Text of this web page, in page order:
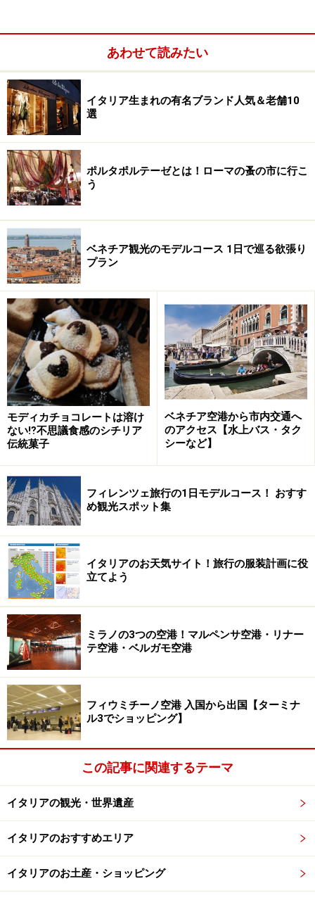
んとしたディナーにもありつき「何とかはなるもんよ
岩田：そうそう、何とかなるんだな～を体験できたとき
って、一回り人間が大きくなった気もします。ずうずう
しくなるとも言うかな。
さて一人旅の楽しさと言うのはなんでしょう？
何でも自由にできるというのもありますが、まさに裸に
剥かれてその国の風にさらされる感触といいますか。た
とえ二人旅でも同国人であるかぎりそこには日本人社会
が成立しているわけで、そのオブラートにくるまれて居
るんですよね。そいういったものがすべて排除されて、
肌にぱしぱしとその土地の風が沁みて同じ経験でもとて
も濃いものになる。一人なので（防衛本能も加わって）
周りのことにとても鋭敏になる。そうするといろんな発
見もあります。自分の内なるものも含めてね！知らない
ウチに自分自身と対話しているから。
岩田：あ、これわかりますねー。知らないうちに自分と
対話。いいですね。
一人旅だとその国の人から見てよちよち歩きの赤ちゃん
のようにあぶなっかしくみえるのか、とてもやさしくし
てもらえる。どうしたらいいか悩んで、でもどうにか自
分で切り抜けていくという達成感もあります。子供の頃
初めて自転車に乗れるようになった時のような喜びに近
いもの。私もなかなかやるのぉ。ニヤリ。どんなもんだ
い、一人でできたモンね！へへ～んだ。さすがは私だ。
ホレなおした！
岩田：ホレなおす！自分にはホレ続けたい！だから、た
まには「私っていいかも」と実感する場面が必要ですよ
ね。
じゃあ デメリットはなんでしょう？
ディナーが寂しい。 （同上理由による 今回はちゃん
フルコースをいただきましたが、なんとなく緊張。他に
一人でディナー食べてる人居ないんだもん）
3.ナンパにあいやすい。カフェのギャルソンがウインク
よこしたり、通りすがりに「きみって凄くかわいいね」
あわせて読みたい
イタリア生まれの有名ブランド人気＆老舗10
選
ポルタポルテーゼとは！ローマの蚤の市に行こ
う
ベネチア観光のモデルコース 1日で巡る欲張り
プラン
モディカチョコレートは溶け
ない⁉不思議食感のシチリア
伝統菓子
ベネチア空港から市内交通へ
のアクセス【水上バス・タク
シーなど】
フィレンツェ旅行の1日モデルコース！ おすす
め観光スポット集
イタリアのお天気サイト！旅行の服装計画に役
立てよう
ミラノの3つの空港！マルペンサ空港・リナー
テ空港・ベルガモ空港
フィウミチーノ空港 入国から出国【ターミナ
ル3でショッピング】
この記事に関連するテーマ
イタリアの観光・世界遺産
イタリアのおすすめエリア
イタリアのお土産・ショッピング